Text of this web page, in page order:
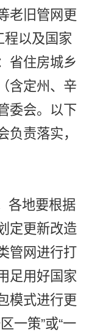
老旧管网更
程以及国家
省住房城乡
含定州、辛
委会。以下
负责落实，
地要根据
定更新改造
管网进行打
足用好国家
模式进行更
一策”或“一